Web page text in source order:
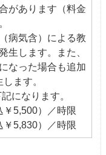
があります（料金
病気含）による教
生します。また、
なった場合も追加
ます。
になります。
5,500）／時限
5,830）／時限